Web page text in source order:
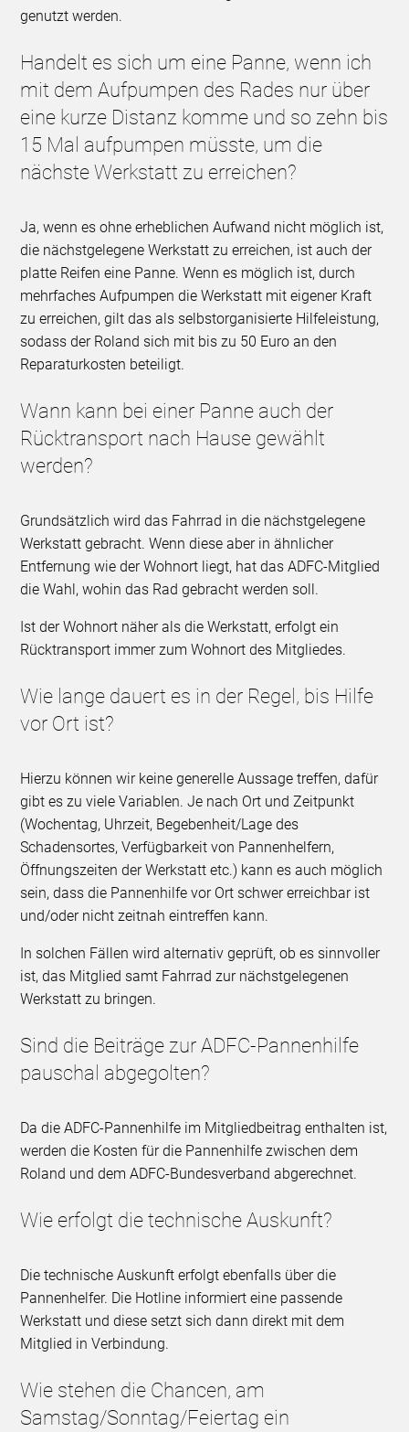
genutzt werden.
Handelt es sich um eine Panne, wenn ich
mit dem Aufpumpen des Rades nur über
eine kurze Distanz komme und so zehn bis
15 Mal aufpumpen müsste, um die
nächste Werkstatt zu erreichen?
Ja, wenn es ohne erheblichen Aufwand nicht möglich ist,
die nächstgelegene Werkstatt zu erreichen, ist auch der
platte Reifen eine Panne. Wenn es möglich ist, durch
mehrfaches Aufpumpen die Werkstatt mit eigener Kraft
zu erreichen, gilt das als selbstorganisierte Hilfeleistung,
sodass der Roland sich mit bis zu 50 Euro an den
Reparaturkosten beteiligt.
Wann kann bei einer Panne auch der
Rücktransport nach Hause gewählt
werden?
Grundsätzlich wird das Fahrrad in die nächstgelegene
Werkstatt gebracht. Wenn diese aber in ähnlicher
Entfernung wie der Wohnort liegt, hat das ADFC-Mitglied
die Wahl, wohin das Rad gebracht werden soll.
Ist der Wohnort näher als die Werkstatt, erfolgt ein
Rücktransport immer zum Wohnort des Mitgliedes.
Wie lange dauert es in der Regel, bis Hilfe
vor Ort ist?
Hierzu können wir keine generelle Aussage treffen, dafür
gibt es zu viele Variablen. Je nach Ort und Zeitpunkt
(Wochentag, Uhrzeit, Begebenheit/Lage des
Schadensortes, Verfügbarkeit von Pannenhelfern,
Öffnungszeiten der Werkstatt etc.) kann es auch möglich
sein, dass die Pannenhilfe vor Ort schwer erreichbar ist
und/oder nicht zeitnah eintreffen kann.
In solchen Fällen wird alternativ geprüft, ob es sinnvoller
ist, das Mitglied samt Fahrrad zur nächstgelegenen
Werkstatt zu bringen.
Sind die Beiträge zur ADFC-Pannenhilfe
pauschal abgegolten?
Da die ADFC-Pannenhilfe im Mitgliedbeitrag enthalten ist,
werden die Kosten für die Pannenhilfe zwischen dem
Roland und dem ADFC-Bundesverband abgerechnet.
Wie erfolgt die technische Auskunft?
Die technische Auskunft erfolgt ebenfalls über die
Pannenhelfer. Die Hotline informiert eine passende
Werkstatt und diese setzt sich dann direkt mit dem
Mitglied in Verbindung.
Wie stehen die Chancen, am
Samstag/Sonntag/Feiertag ein